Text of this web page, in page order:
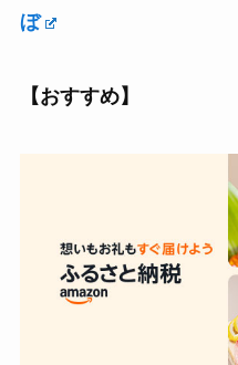
ぼ
【おすすめ】